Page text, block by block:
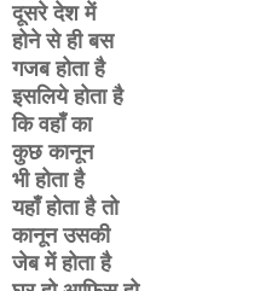
दूसरे देश में
होने से ही बस
गजब होता है
इसलिये होता है
कि वहाँ का
कुछ कानून
भी होता है
यहाँ होता है तो
कानून उसकी
जेब में होता है